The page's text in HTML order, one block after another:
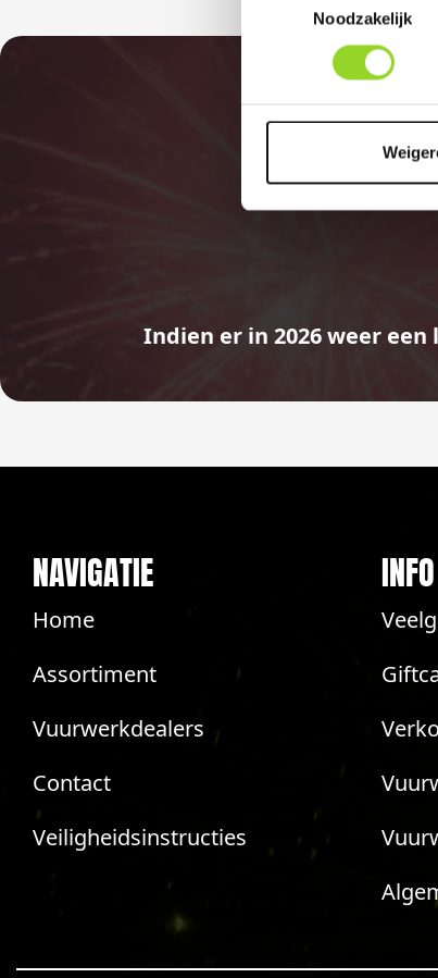
Noodzakelijk
Indien er in 2026 weer
NAVIGATIE
Home
Assortiment
Vuurwerkdealers
Contact
Veiligheidsinstructies
INFO